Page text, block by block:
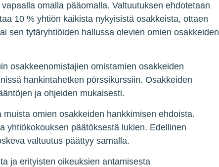
omalla pääomalla. Valtuutuksen ehdotetaan
10 % yhtiön kaikista nykyisistä osakkeista, ottaen
sen tytäryhtiöiden hallussa olevien omien osakkeiden
osakkeenomistajien omistamien osakkeiden
hankintahetken pörssikurssiin. Osakkeiden
ja ohjeiden mukaisesti.
omien osakkeiden hankkimisen ehdoista.
yhtiökokouksen päätöksestä lukien. Edellinen
valtuutus päättyy samalla.
ja erityisten oikeuksien antamisesta